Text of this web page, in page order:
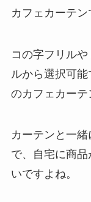
カフェカーテン
コの字フリル
ルから選択可
のカフェカーテ
カーテンと一
で、自宅に商
いですよね。